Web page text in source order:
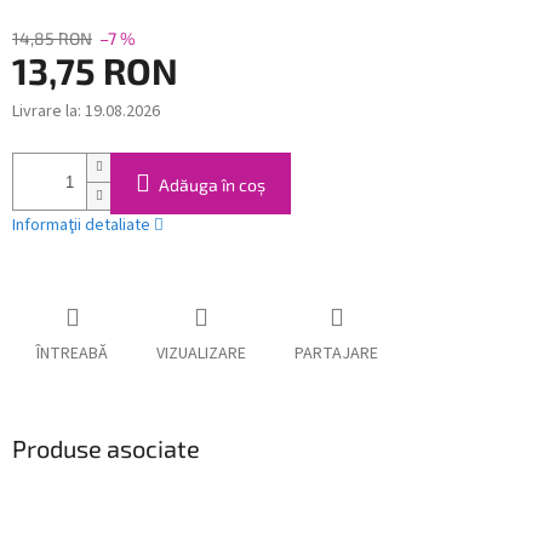
14,85 RON –7 %
13,75 RON
Evaluare
Livrare la: 19.08.2026
Adăuga în coş
Informaţii detaliate
ÎNTREABĂ VIZUALIZARE PARTAJARE
Produse asociate